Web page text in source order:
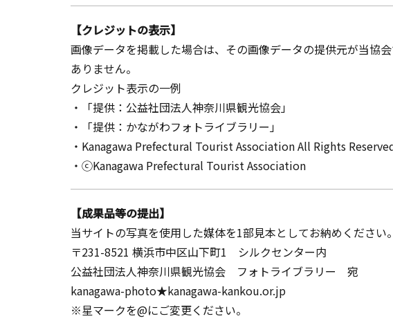
【クレジットの表示】
画像データを掲載した場合は、その画像データの提供元が当協
ありません。
クレジット表示の一例
・「提供：公益社団法人神奈川県観光協会」
・「提供：かながわフォトライブラリー」
・Kanagawa Prefectural Tourist Association All Rights
・ⓒKanagawa Prefectural Tourist Association
【成果品等の提出】
当サイトの写真を使用した媒体を1部見本としてお納めくださ
〒231-8521 横浜市中区山下町1 シルクセンター内
公益社団法人神奈川県観光協会 フォトライブラリー 宛
kanagawa-photo★kanagawa-kankou.or.jp
※星マークを@にご変更ください。